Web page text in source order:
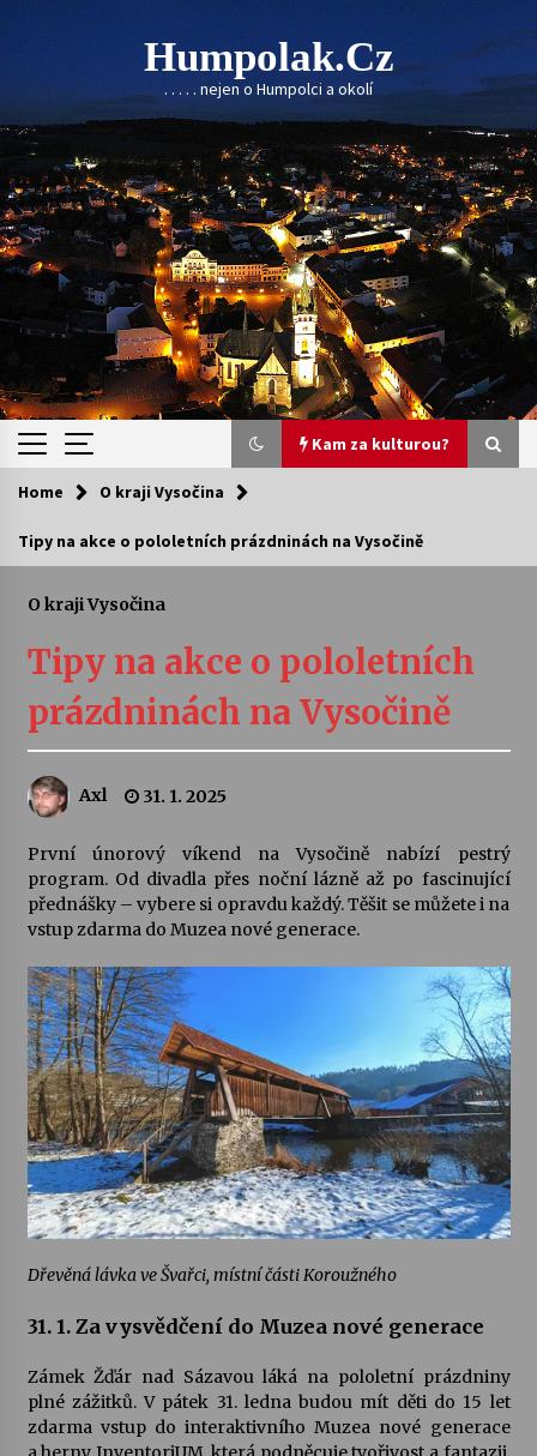
Skip
to
content
Humpolak.cz
. . . . . nejen o Humpolci a okolí
Kam za kulturou?
Kam za kulturou?
Sukuba Ensemble
Vernisáž výstavy Josefíny Duškové: Stávám se
kapkou
Veselí muzikanti
Pozvánka na integrační festival Quijotova
šedesátka: 28. 7.–1. 8. 2026
Letní koncerty ve Stromovce: Kolchoz a
Jenakaši
28. 7. 2026
Votavžatský ploty
23. 7. 2026
Letní koncerty ve Stromovce: Rufus Miller
17. 7. 2026
Ozvěny prázdnin
Home O kraji Vysočina
Tipy na akce o pololetních prázdninách na Vysočině
O kraji Vysočina
Tipy na akce o pololetních
prázdninách na Vysočině
Axl 31. 1. 2025
První únorový víkend na Vysočině nabízí pestrý
program. Od divadla přes noční lázně až po fascinující
přednášky – vybere si opravdu každý. Těšit se můžete i na
vstup zdarma do Muzea nové generace.
Dřevěná lávka ve Švařci, místní části Koroužného
31. 1. Za vysvědčení do Muzea nové generace
Zámek Žďár nad Sázavou láká na pololetní prázdniny
plné zážitků. V pátek 31. ledna budou mít děti do 15 let
zdarma vstup do interaktivního Muzea nové generace